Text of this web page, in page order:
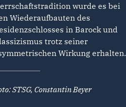
wurde es bei
Wiederaufbauten des
in Barock und
trotz seiner
Wirkung erhalten.
STSG, Constantin Beyer